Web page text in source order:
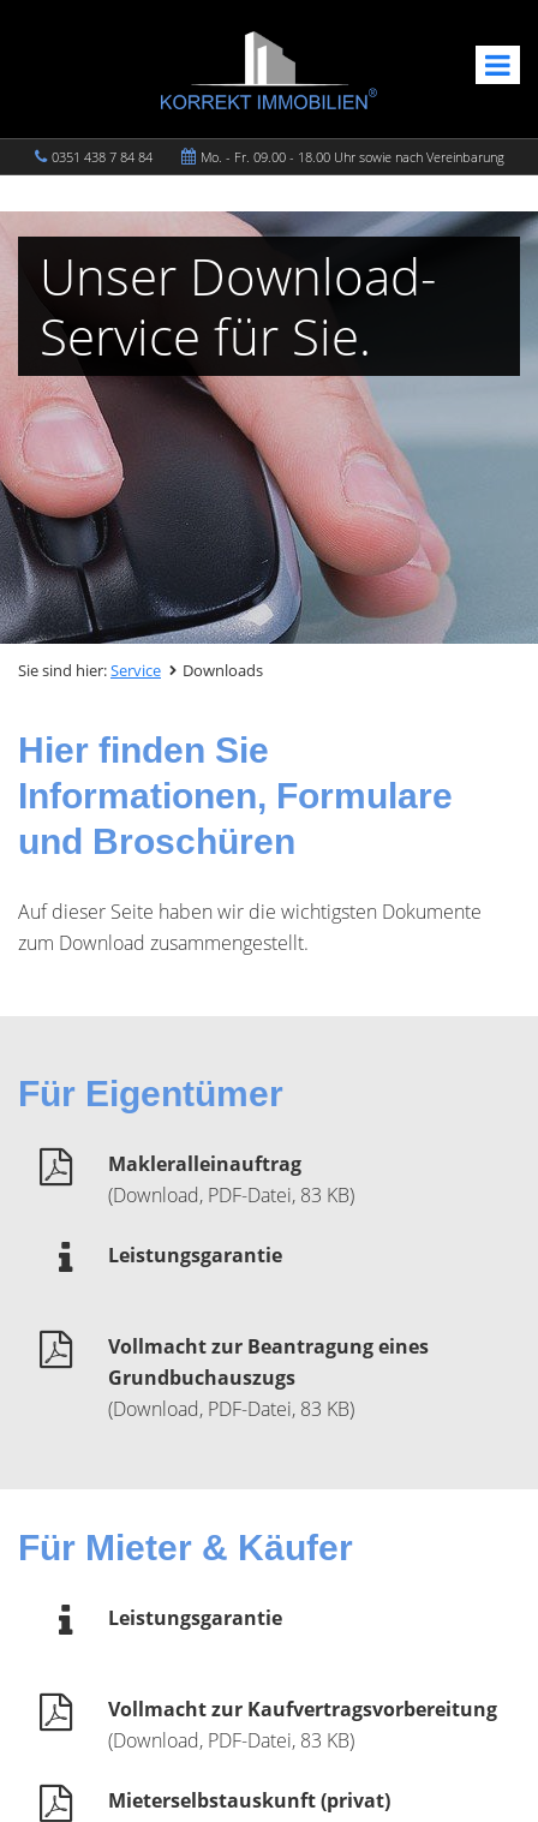
0351 438 7 84 84 Mo. - Fr. 09.00 - 18.00 Uhr sowie nach Vereinbarung
Unser Download-
Service für Sie.
Sie sind hier:Service Downloads
Hier finden Sie
Informationen, Formulare
und Broschüren
Auf dieser Seite haben wir die wichtigsten Dokumente
zum Download zusammengestellt.
Für Eigentümer
Makleralleinauftrag
(Download, PDF-Datei, 83 KB)
Leistungsgarantie
Vollmacht zur Beantragung eines
Grundbuchauszugs
(Download, PDF-Datei, 83 KB)
Für Mieter & Käufer
Leistungsgarantie
Vollmacht zur Kaufvertragsvorbereitung
(Download, PDF-Datei, 83 KB)
Mieterselbstauskunft (privat)